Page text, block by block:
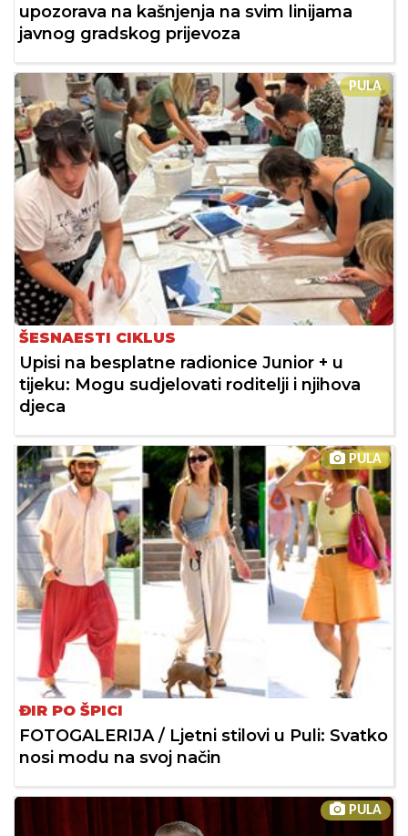
upozorava na kašnjenja na svim linijama
javnog gradskog prijevoza
PULA
ŠESNAESTI CIKLUS
Upisi na besplatne radionice Junior + u
tijeku: Mogu sudjelovati roditelji i njihova
djeca
PULA
ĐIR PO ŠPICI
FOTOGALERIJA / Ljetni stilovi u Puli: Svatko
nosi modu na svoj način
PULA